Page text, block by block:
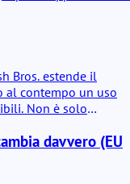
Bros. estende il
al contempo un uso
Non è solo
sulla sua funzione
e su bonus
davvero (EU